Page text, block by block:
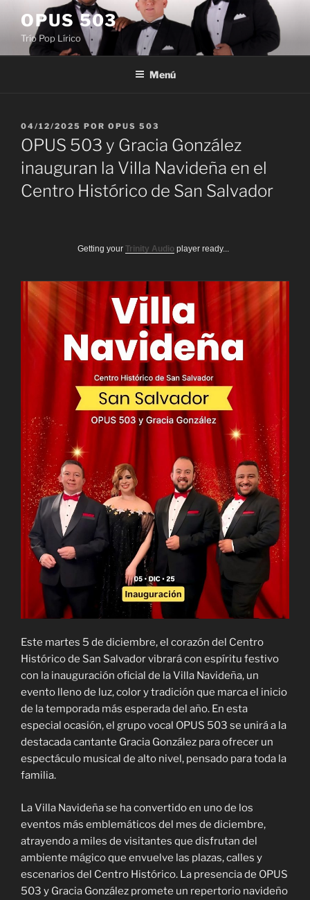
contenido
OPUS 503
Trío Pop Lírico
Menú
PUBLICADO
EL
04/12/2025 POR OPUS 503
OPUS 503 y Gracia González
inauguran la Villa Navideña en el
Centro Histórico de San Salvador
Getting your Trinity Audio player ready...
Este martes 5 de diciembre, el corazón del Centro
Histórico de San Salvador vibrará con espíritu festivo
con la inauguración oficial de la Villa Navideña, un
evento lleno de luz, color y tradición que marca el inicio
de la temporada más esperada del año. En esta
especial ocasión, el grupo vocal OPUS 503 se unirá a la
destacada cantante Gracia González para ofrecer un
espectáculo musical de alto nivel, pensado para toda la
familia.
La Villa Navideña se ha convertido en uno de los
eventos más emblemáticos del mes de diciembre,
atrayendo a miles de visitantes que disfrutan del
ambiente mágico que envuelve las plazas, calles y
escenarios del Centro Histórico. La presencia de OPUS
503 y Gracia González promete un repertorio navideño